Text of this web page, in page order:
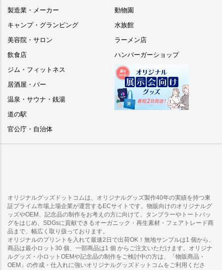
製造業・メーカー
キャンプ・グランピング
美容院・サロン
飲食店
ジム・フィットネス
居酒屋・バー
温泉・サウナ・銭湯
道の駅
官公庁・自治体
動物園
水族館
ラーメン店
ハンバーガーショップ
オリジナルグッズドットコムは、オリジナルグッズ製作40年の実績を持つ東
証プライム市場上場企業が運営するECサイトです。物販向けのオリジナルグ
ッズやOEM、記念品の制作をお考えの方に向けて、タンブラーやトートバッ
グをはじめ、SDGsに貢献できるオーガニック・再生素材・フェアトレード商
品まで、幅広く取り扱っております。
オリジナルのプリントを入れて最速2日で出荷OK！無地サンプルは1 個から、
商品は最小ロット30 個、一部商品は1 個 からご注文いただけます。オリジナ
ルグッズ・小ロットOEMや記念品の制作をご検討中の方は、「物販商品・
OEM」の作成・仕入れに強いオリジナルグッズドットコムをご利用くださ